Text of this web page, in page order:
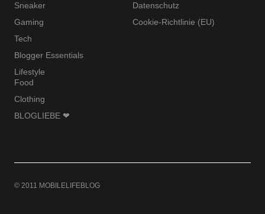
Sneaker
Gaming
Tech
Blogger Essentials
Lifestyle
Food
Clothing
BLOGLIEBE ❤
Datenschutz
Cookie-Richtlinie (EU)
© 2011 MOBILELIFEBLOG